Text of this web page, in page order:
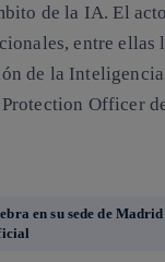
de la IA. El
entre ellas
de la
Officer
en su sede de